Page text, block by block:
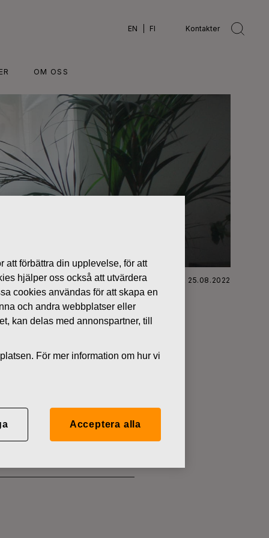
EN FI Kontakter
OM OSS
FISKARS OYJ ABP:S ÅTERKÖP AV EGNA AKTIER 25.08.2022
att förbättra din upplevelse, för att
hjälper oss också att utvärdera
cookies användas för att skapa en
och andra webbplatser eller
kan delas med annonspartner, till
För mer information om hur vi
Acceptera alla